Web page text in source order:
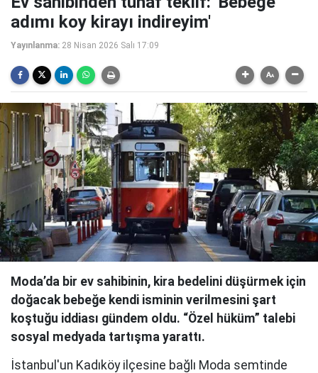
adımı koy kirayı indireyim'
Yayınlanma: 28 Nisan 2026 Salı 17:09
Moda’da bir ev sahibinin, kira bedelini düşürmek için
doğacak bebeğe kendi isminin verilmesini şart
koştuğu iddiası gündem oldu. “Özel hüküm” talebi
sosyal medyada tartışma yarattı.
İstanbul'un Kadıköy ilçesine bağlı Moda semtinde